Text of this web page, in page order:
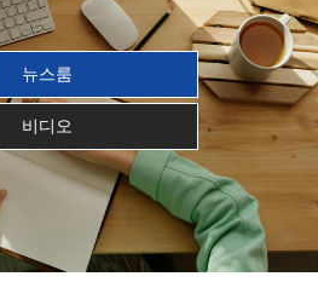
뉴스룸
비디오